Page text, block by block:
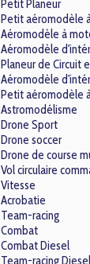
Petit Planeur
Petit aéromodèle
Aéromodèle à
Aéromodèle
Planeur de Circuit
Aéromodèle
Petit aéromodèle
Astromodélisme
Drone Sport
Drone soccer
Drone de course
Vol circulaire
Vitesse
Acrobatie
Team-racing
Combat
Combat Diesel
Team-racing